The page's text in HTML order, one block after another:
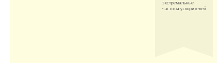
экстремальные
частоты ускорителей